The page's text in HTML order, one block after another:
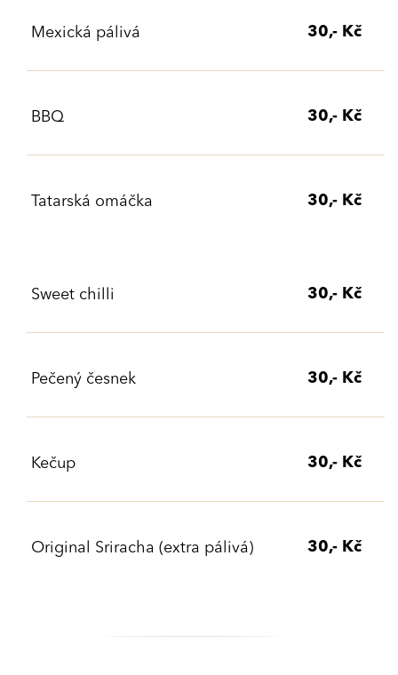
Mexická pálivá 30,- Kč
BBQ 30,- Kč
Tatarská omáčka 30,- Kč
Sweet chilli 30,- Kč
Pečený česnek 30,- Kč
Kečup 30,- Kč
Original Sriracha (extra pálivá) 30,- Kč